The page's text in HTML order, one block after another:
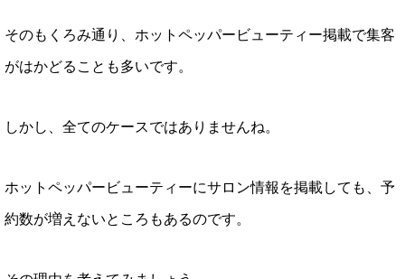
そのもくろみ通り、ホットペッパービューティー掲載で集客
がはかどることも多いです。
しかし、全てのケースではありませんね。
ホットペッパービューティーにサロン情報を掲載しても、予
約数が増えないところもあるのです。